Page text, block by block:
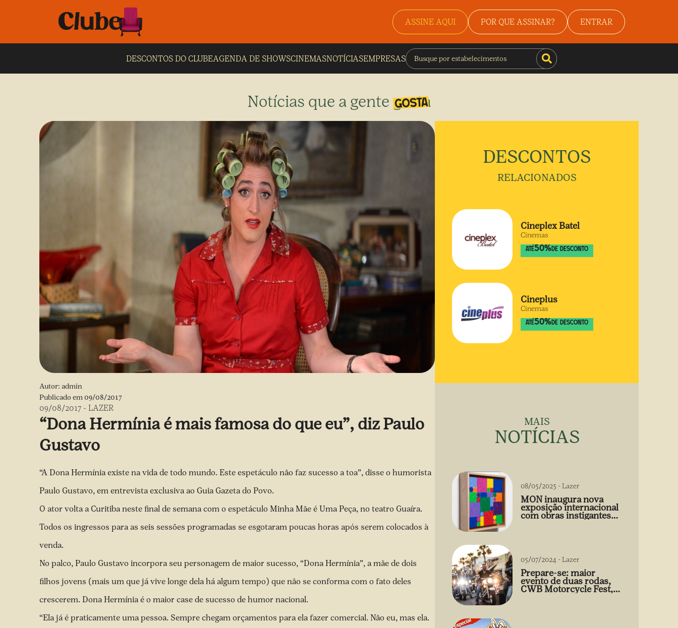
ASSINE AQUI POR QUE ASSINAR? ENTRAR
DESCONTOS DO CLUBEAGENDA DE SHOWSCINEMASNOTÍCIASEMPRESAS
Notícias que a gente gosta
Autor: admin
Publicado em09/08/2017
09/08/2017 - LAZER
“Dona Hermínia é mais famosa do que eu”, diz Paulo
Gustavo
“A Dona Hermínia existe na vida de todo mundo. Este espetáculo não faz sucesso a toa”, disse o humorista
Paulo Gustavo, em entrevista exclusiva ao Guia Gazeta do Povo.
O ator volta a Curitiba neste final de semana com o espetáculo Minha Mãe é Uma Peça, no teatro Guaíra.
Todos os ingressos para as seis sessões programadas se esgotaram poucas horas após serem colocados à
venda.
No palco, Paulo Gustavo incorpora seu personagem de maior sucesso, “Dona Hermínia”, a mãe de dois
filhos jovens (mais um que já vive longe dela há algum tempo) que não se conforma com o fato deles
crescerem. Dona Hermínia é o maior case de sucesso de humor nacional.
“Ela já é praticamente uma pessoa. Sempre chegam orçamentos para ela fazer comercial. Não eu, mas ela.
DESCONTOS
RELACIONADOS
Cineplex Batel
Cinemas
ATÉ50%DE DESCONTO
Cineplus
Cinemas
ATÉ50%DE DESCONTO
MAIS
NOTÍCIAS
08/05/2025 -Lazer
MON inaugura nova
exposição internacional
com obras instigantes
de Gabriel de la Mora
05/07/2024 -Lazer
Prepare-se: maior
evento de duas rodas,
CWB Motorcycle Fest,
acontece 03/08